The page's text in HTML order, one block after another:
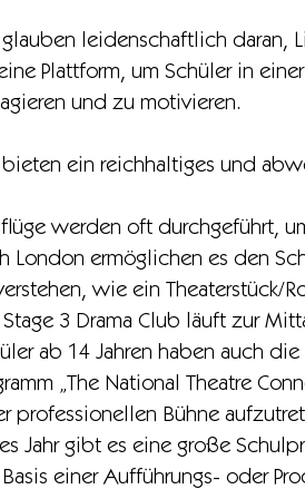
leidenschaftlich daran,
Plattform, um Schüler in
und zu motivieren.
ein reichhaltiges und
werden oft durchgeführt,
London ermöglichen es den
wie ein Theaterstück/
Stage 3 Drama Club läuft zur
ab 14 Jahren haben auch
„The National Theatre
professionellen Bühne
Jahr gibt es eine große
einer Aufführungs- oder